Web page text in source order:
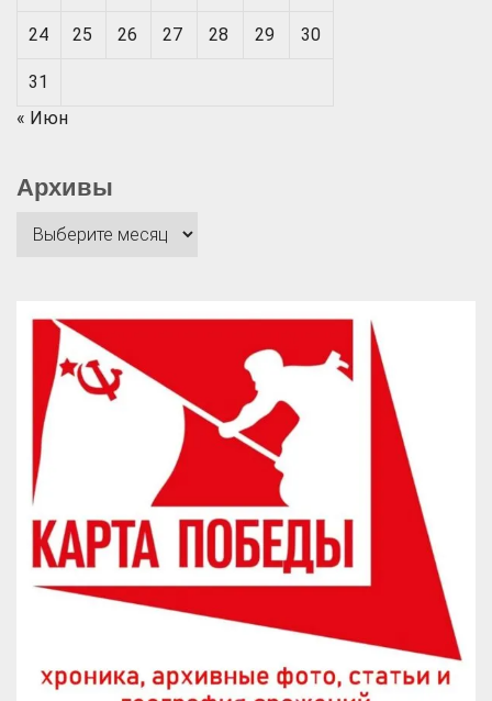
24 25 26 27 28 29 30
31
« Июн
Архивы
Архивы